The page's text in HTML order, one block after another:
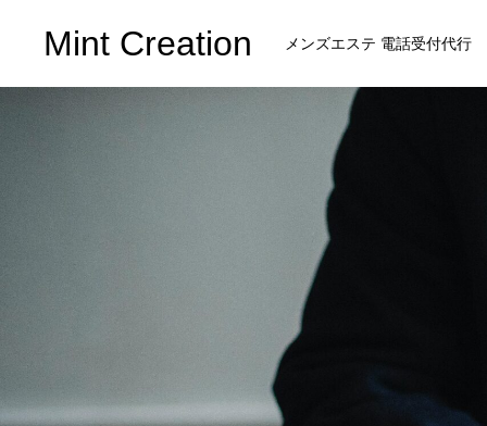
Mint Creation メンズエステ 電話受付代行